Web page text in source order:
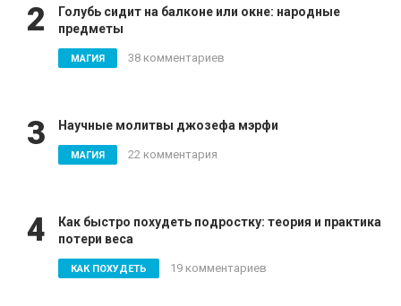
2
Голубь сидит на балконе или окне: народные
предметы
МАГИЯ 38 комментариев
3 Научные молитвы джозефа мэрфи
МАГИЯ 22 комментария
4
Как быстро похудеть подростку: теория и практика
потери веса
КАК ПОХУДЕТЬ 19 комментариев